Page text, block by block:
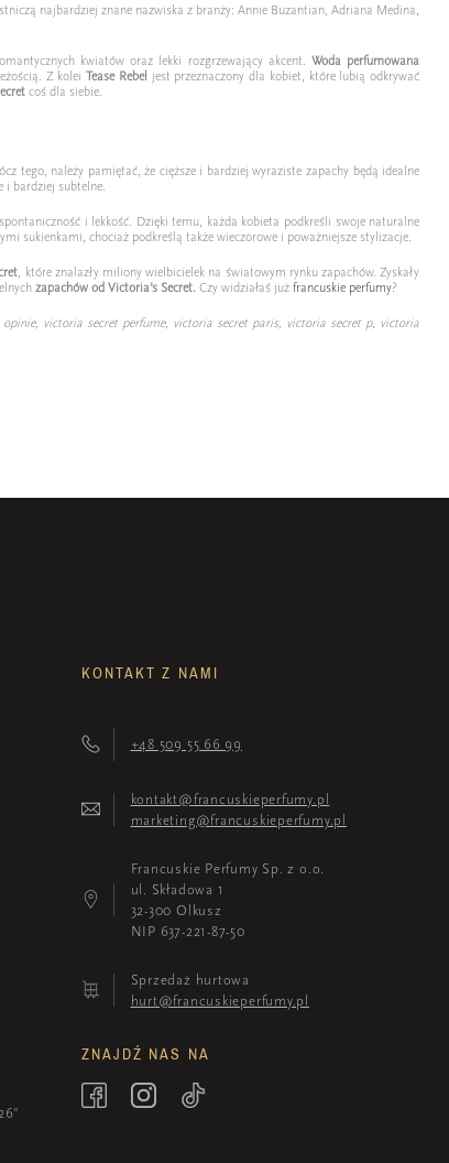
najbardziej znane nazwiska z branży: Annie Buzantian, Adriana Medina,
kwiatów oraz lekki rozgrzewający akcent. Woda perfumowana
Z koleiTease Rebel jest przeznaczony dla kobiet, które lubią odkrywać
coś dla siebie.
tego, należy pamiętać, że cięższe i bardziej wyraziste zapachy będą idealne
i bardziej subtelne.
i lekkość. Dzięki temu, każda kobieta podkreśli swoje naturalne
sukienkami, chociaż podkreślą także wieczorowe i poważniejsze stylizacje.
, które znalazły miliony wielbicielek na światowym rynku zapachów. Zyskały
zapachów od Victoria’s Secret. Czy widziałaś jużfrancuskie perfumy?
victoria secret perfume, victoria secret paris, victoria secret p, victoria
KONTAKT Z NAMI
+48 509 55 66 99
kontakt@francuskieperfumy.pl
marketing@francuskieperfumy.pl
Francuskie Perfumy Sp. z o.o.
ul. Składowa 1
32-300 Olkusz
NIP 637-221-87-50
Sprzedaż hurtowa
hurt@francuskieperfumy.pl
ZNAJDŹ NAS NA